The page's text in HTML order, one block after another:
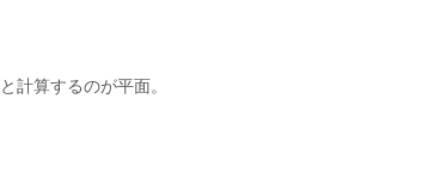
算するのが平面。